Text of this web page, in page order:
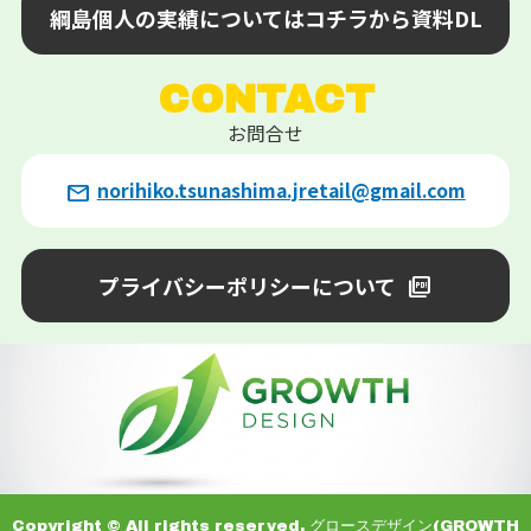
綱島個人の実績についてはコチラから資料DL
CONTACT
お問合せ
mail norihiko.tsunashima.jretail@gmail.com
プライバシーポリシーについて picture_as_pdf
Copyright © All rights reserved. グロースデザイン(GROWTH